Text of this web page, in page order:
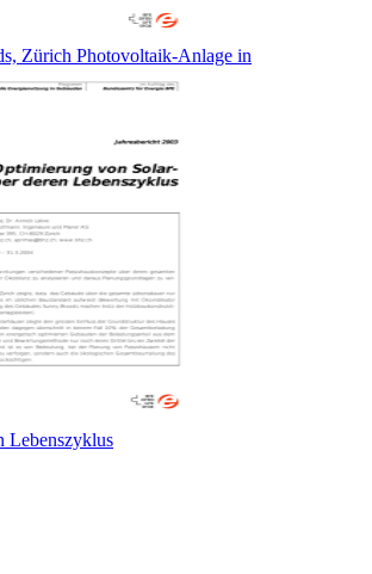
Zürich Photovoltaik-Anlage in
Lebenszyklus